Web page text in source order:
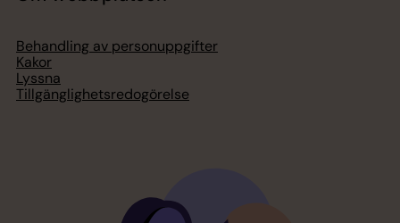
Behandling av personuppgifter
Kakor
Lyssna
Tillgänglighetsredogörelse